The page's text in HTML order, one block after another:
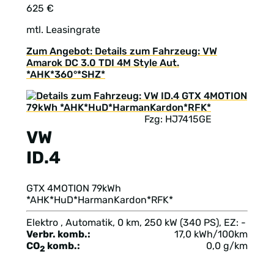
625 €
mtl. Leasingrate
Zum Angebot: Details zum Fahrzeug: VW
Amarok DC 3.0 TDI 4M Style Aut.
*AHK*360°*SHZ*
VW
ID.4
Fzg: HJ7415GE
GTX 4MOTION 79kWh
*AHK*HuD*HarmanKardon*RFK*
Elektro , Automatik, 0 km, 250 kW (340 PS), EZ: -
Verbr. komb.:
17,0 kWh/100km
CO2 komb.: 0,0 g/km